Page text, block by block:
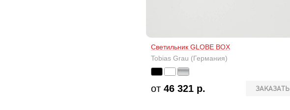
Светильник GLOBE BOX
Tobias Grau (Германия)
ЗАКАЗАТЬ
от 46 321 р.